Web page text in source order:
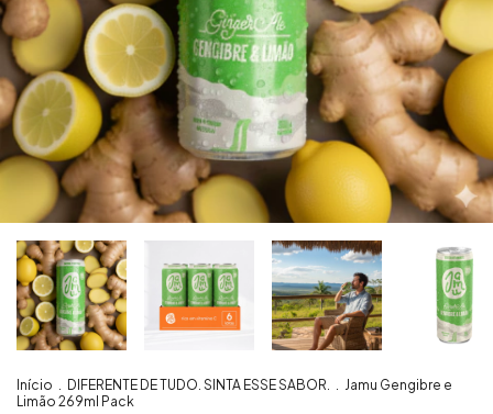
Início . DIFERENTE DE TUDO. SINTA ESSE SABOR. . Jamu Gengibre e
Limão 269ml Pack